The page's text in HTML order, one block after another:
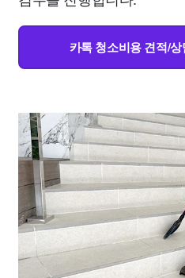
카톡 청소비용 견적/